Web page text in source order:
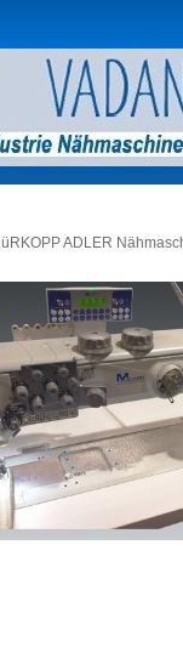
ADLER